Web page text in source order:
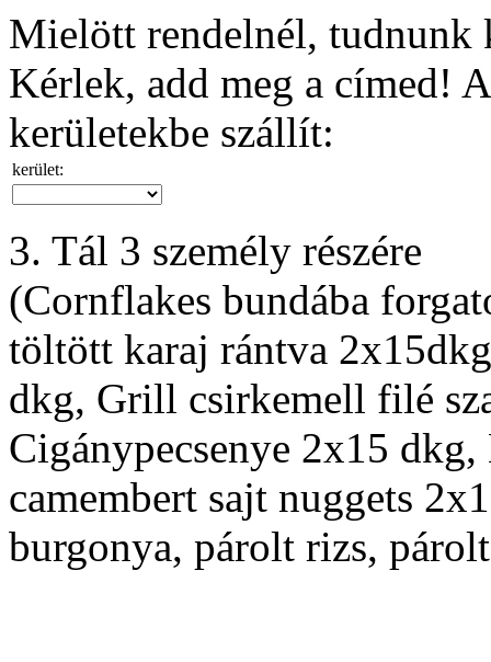
Mielött rendelnél, tudnunk
Kérlek, add meg a címed!
kerületekbe szállít:
kerület:
3. Tál 3 személy részére
(Cornflakes bundába
töltött karaj rántva
dkg, Grill csirkemell filé
Cigánypecsenye 2x15
camembert sajt nuggets
burgonya, párolt rizs,